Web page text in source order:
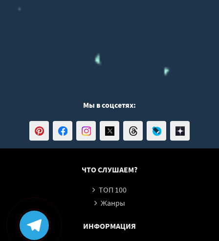
Мы в соцсетях:
ЧТО СЛУШАЕМ?
ТОП 100
Жанры
ИНФОРМАЦИЯ